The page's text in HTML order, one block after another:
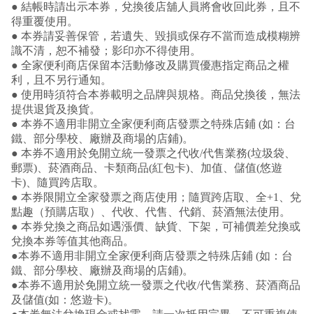
● 結帳時請出示本券，兌換後店舖人員將會收回此券，且不
得重覆使用。
● 本券請妥善保管，若遺失、毀損或保存不當而造成模糊辨
識不清，恕不補發；影印亦不得使用。
● 全家便利商店保留本活動修改及購買優惠指定商品之權
利，且不另行通知。
● 使用時須符合本券載明之品牌與規格。商品兌換後，無法
提供退貨及換貨。
● 本券不適用非開立全家便利商店發票之特殊店鋪 (如：台
鐵、部分學校、廠辦及商場的店鋪)。
● 本券不適用於免開立統一發票之代收/代售業務(垃圾袋、
郵票)、菸酒商品、卡類商品(紅包卡)、加值、儲值(悠遊
卡)、隨買跨店取。
● 本券限開立全家發票之商店使用；隨買跨店取、全+1、兌
點趣（預購店取）、代收、代售、代銷、菸酒無法使用。
● 本券兌換之商品如遇漲價、缺貨、下架，可補價差兌換或
兌換本券等值其他商品。
●本券不適用非開立全家便利商店發票之特殊店鋪 (如：台
鐵、部分學校、廠辦及商場的店鋪)。
●本券不適用於免開立統一發票之代收/代售業務、菸酒商品
及儲值(如：悠遊卡)。